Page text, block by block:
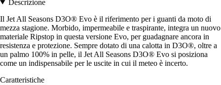
Descrizione
Il Jet All Seasons D3O® Evo è il riferimento per i guanti da moto di
mezza stagione. Morbido, impermeabile e traspirante, integra un nuovo
materiale Ripstop in questa versione Evo, per guadagnare ancora in
resistenza e protezione. Sempre dotato di una calotta in D3O®, oltre a
un palmo 100% in pelle, il Jet All Seasons D3O® Evo si posiziona
come un indispensabile per le uscite in cui il meteo è incerto.
Caratteristiche